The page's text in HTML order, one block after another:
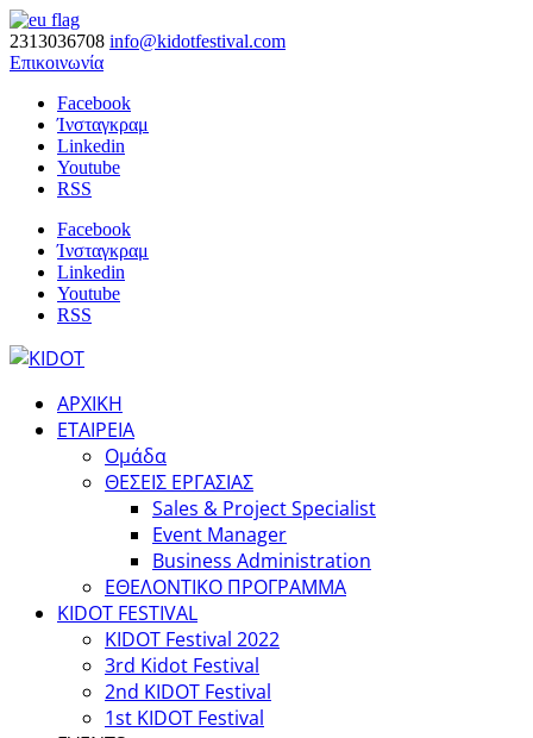
2313036708 info@kidotfestival.com
Επικοινωνία
Facebook
Ίνσταγκραμ
Linkedin
Youtube
RSS
Facebook
Ίνσταγκραμ
Linkedin
Youtube
RSS
ΑΡΧΙΚΗ
ΕΤΑΙΡΕΙΑ
Ομάδα
ΘΕΣΕΙΣ ΕΡΓΑΣΙΑΣ
Sales & Project Specialist
Event Manager
Business Administration
ΕΘΕΛΟΝΤΙΚΟ ΠΡΟΓΡΑΜΜΑ
KIDOT FESTIVAL
KIDOT Festival 2022
3rd Kidot Festival
2nd KIDOT Festival
1st KIDOT Festival